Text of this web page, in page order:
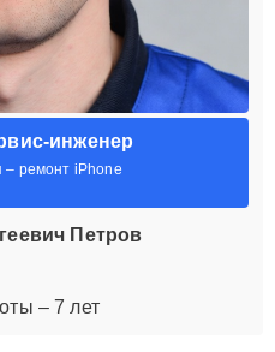
инженер
– ремонт iPhone
Петров
– 7 лет